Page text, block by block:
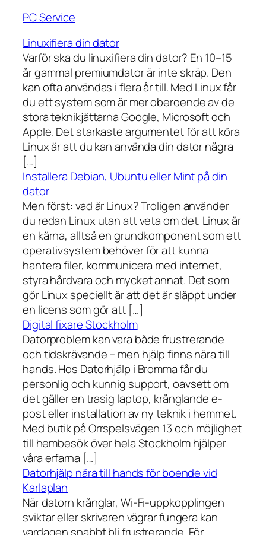
PC Service
Linuxifiera din dator
Varför ska du linuxifiera din dator? En 10–15
år gammal premiumdator är inte skräp. Den
kan ofta användas i flera år till. Med Linux får
du ett system som är mer oberoende av de
stora teknikjättarna Google, Microsoft och
Apple. Det starkaste argumentet för att köra
Linux är att du kan använda din dator några
[…]
Installera Debian, Ubuntu eller Mint på din
dator
Men först: vad är Linux? Troligen använder
du redan Linux utan att veta om det. Linux är
en kärna, alltså en grundkomponent som ett
operativsystem behöver för att kunna
hantera filer, kommunicera med internet,
styra hårdvara och mycket annat. Det som
gör Linux speciellt är att det är släppt under
en licens som gör att […]
Digital fixare Stockholm
Datorproblem kan vara både frustrerande
och tidskrävande – men hjälp finns nära till
hands. Hos Datorhjälp i Bromma får du
personlig och kunnig support, oavsett om
det gäller en trasig laptop, krånglande e-
post eller installation av ny teknik i hemmet.
Med butik på Orrspelsvägen 13 och möjlighet
till hembesök över hela Stockholm hjälper
våra erfarna […]
Datorhjälp nära till hands för boende vid
Karlaplan
När datorn krånglar, Wi-Fi-uppkopplingen
sviktar eller skrivaren vägrar fungera kan